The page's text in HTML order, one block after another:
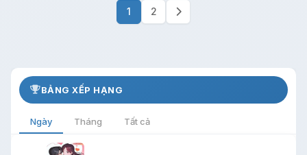
1 2
BẢNG XẾP HẠNG
Ngày Tháng Tất cả